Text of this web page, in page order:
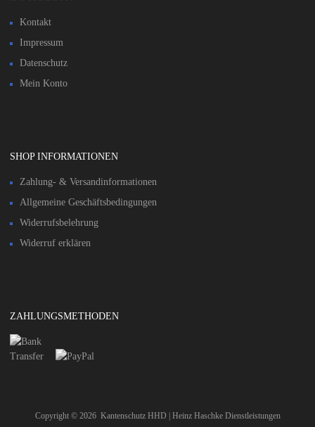
Kontakt
Impressum
Datenschutz
Mein Konto
SHOP INFORMATIONEN
Zahlung- & Versandinformationen​
Allgemeine Geschäftsbedingungen
Widerrufsbelehrung
Widerruf erklären
ZAHLUNGSMETHODEN
Copyright © 2026 Kantenschutz HHD | Heinz Haschke Dienstleistungen